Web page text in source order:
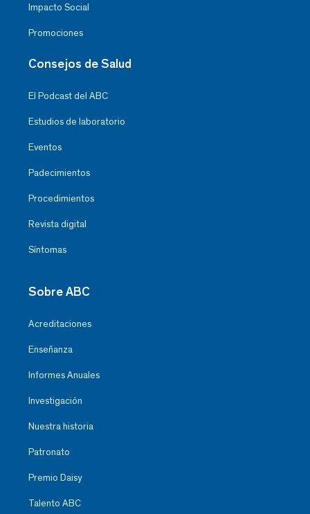
Impacto Social
Promociones
Consejos de Salud
El Podcast del ABC
Estudios de laboratorio
Eventos
Padecimientos
Procedimientos
Revista digital
Síntomas
Sobre ABC
Acreditaciones
Enseñanza
Informes Anuales
Investigación
Nuestra historia
Patronato
Premio Daisy
Talento ABC